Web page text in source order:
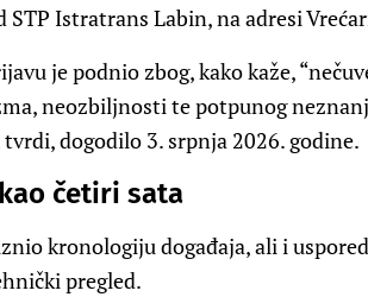
Istratrans Labin, na adresi
je podnio zbog, kako kaže,
neozbiljnosti te potpunog
tvrdi, dogodilo 3. srpnja 2026. godine.
četiri sata
kronologiju događaja, ali i
pregled.